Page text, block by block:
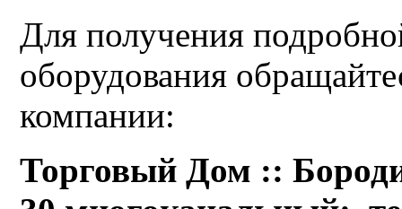
Для получения
оборудования
компании:
Торговый Дом ::